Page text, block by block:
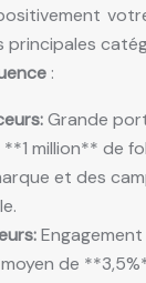
principales
:
Grande
million** de
et des
de